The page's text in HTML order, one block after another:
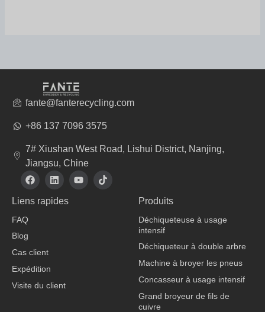
fante@fanterecycling.com
+86 137 7096 3575
7# Xiushan West Road, Lishui District, Nanjing,
Jiangsu, Chine
F
a
e
L
i
k
Y
o
T
i
Liens rapides
FAQ
Blog
Cas client
Expédition
Visite du client
Produits
Déchiqueteuse à usage
intensif
Déchiqueteur à double arbre
Machine à broyer les pneus
Concasseur à usage intensif
Grand broyeur de fils de
cuivre